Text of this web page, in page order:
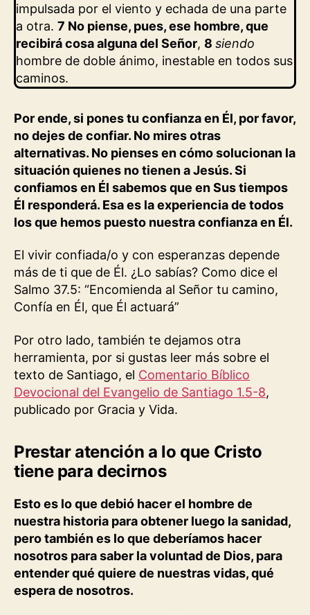
impulsada por el viento y echada de una parte
a otra. 7 No piense, pues, ese hombre, que
recibirá cosa alguna del Señor, 8 siendo
hombre de doble ánimo, inestable en todos sus
caminos.
Por ende, si pones tu confianza en Él, por favor,
no dejes de confiar. No mires otras
alternativas. No pienses en cómo solucionan la
situación quienes no tienen a Jesús. Si
confiamos en Él sabemos que en Sus tiempos
Él responderá. Esa es la experiencia de todos
los que hemos puesto nuestra confianza en Él.
El vivir confiada/o y con esperanzas depende
más de ti que de Él. ¿Lo sabías? Como dice el
Salmo 37.5: “Encomienda al Señor tu camino,
Confía en Él, que Él actuará”
Por otro lado, también te dejamos otra
herramienta, por si gustas leer más sobre el
texto de Santiago, el Comentario Bíblico
Devocional del Evangelio de Santiago 1.5-8,
publicado por Gracia y Vida.
Prestar atención a lo que Cristo
tiene para decirnos
Esto es lo que debió hacer el hombre de
nuestra historia para obtener luego la sanidad,
pero también es lo que deberíamos hacer
nosotros para saber la voluntad de Dios, para
entender qué quiere de nuestras vidas, qué
espera de nosotros.